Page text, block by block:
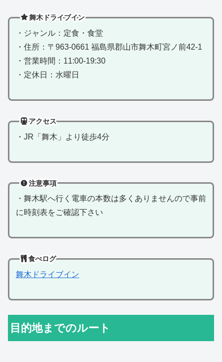
舞木ドライブイン
・ジャンル：定食・食堂
・住所：〒963-0661 福島県郡山市舞木町宮ノ前42-1
・営業時間：11:00-19:30
・定休日：水曜日
アクセス
・JR「舞木」より徒歩4分
注意事項
・舞木駅へ行く電車の本数は多くありませんので事前
に時刻表をご確認下さい
食べログ
舞木ドライブイン
目的地までのルート